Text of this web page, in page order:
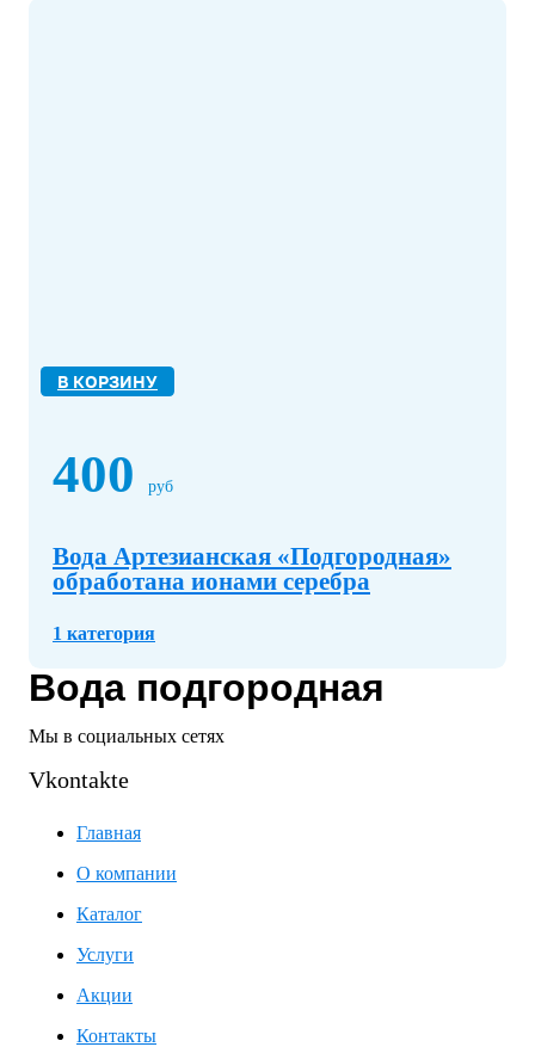
В КОРЗИНУ
400 руб
Вода Артезианская «Подгородная»
обработана ионами серебра
1 категория
Вода подгородная
Мы в социальных сетях
Vkontakte
Главная
О компании
Каталог
Услуги
Акции
Контакты